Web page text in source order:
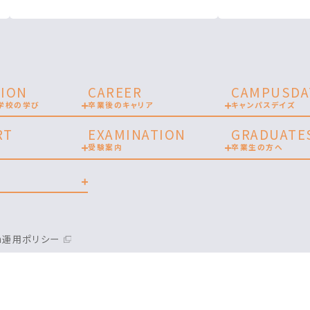
校の学び
CAREER
卒業後のキャリア キャンパスデイズ
EXAMINATION
受験案内 卒業生の方へ
用ポリシー